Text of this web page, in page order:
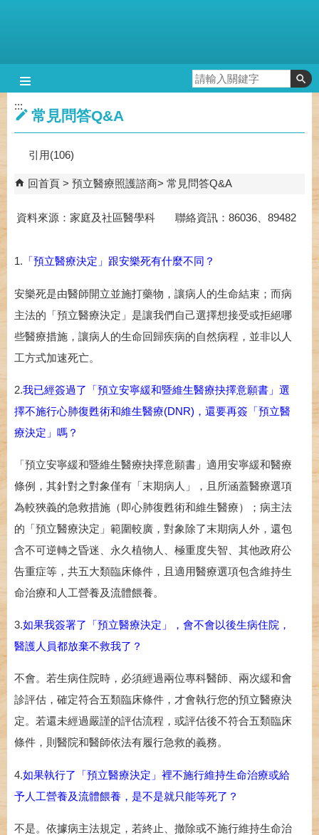
:::
常見問答Q&A
引用(106)
回首頁 預立醫療照護諮商 常見問答Q&A
資料來源：家庭及社區醫學科 聯絡資訊：86036、89482
1. 「預立醫療決定」跟安樂死有什麼不同？
安樂死是由醫師開立並施打藥物，讓病人的生命結束；而病
主法的「預立醫療決定」是讓我們自己選擇想接受或拒絕哪
些醫療措施，讓病人的生命回歸疾病的自然病程，並非以人
工方式加速死亡。
2.我已經簽過了「預立安寧緩和暨維生醫療抉擇意願書」選
擇不施行心肺復甦術和維生醫療(DNR)，還要再簽「預立醫
療決定」嗎？
「預立安寧緩和暨維生醫療抉擇意願書」適用安寧緩和醫療
條例，其針對之對象僅有「末期病人」，且所涵蓋醫療選項
為較狹義的急救措施（即心肺復甦術和維生醫療）；病主法
的「預立醫療決定」範圍較廣，對象除了末期病人外，還包
含不可逆轉之昏迷、永久植物人、極重度失智、其他政府公
告重症等，共五大類臨床條件，且適用醫療選項包含維持生
命治療和人工營養及流體餵養。
3.如果我簽署了「預立醫療決定」，會不會以後生病住院，
醫護人員都放棄不救我了？
不會。若生病住院時，必須經過兩位專科醫師、兩次緩和會
診評估，確定符合五類臨床條件，才會執行您的預立醫療決
定。若還未經過嚴謹的評估流程，或評估後不符合五類臨床
條件，則醫院和醫師依法有履行急救的義務。
4.如果執行了「預立醫療決定」裡不施行維持生命治療或給
予人工營養及流體餵養，是不是就只能等死了？
不是。依據病主法規定，若終止、撤除或不施行維持生命治